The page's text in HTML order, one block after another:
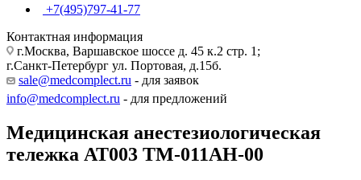
+7(495)797-41-77
Контактная информация
г.Москва, Варшавское шоссе д. 45 к.2 стр. 1;
г.Санкт-Петербург ул. Портовая, д.15б.
sale@medcomplect.ru - для заявок
info@medcomplect.ru - для предложений
Медицинская анестезиологическая
тележка АТ003 TM-011AH-00